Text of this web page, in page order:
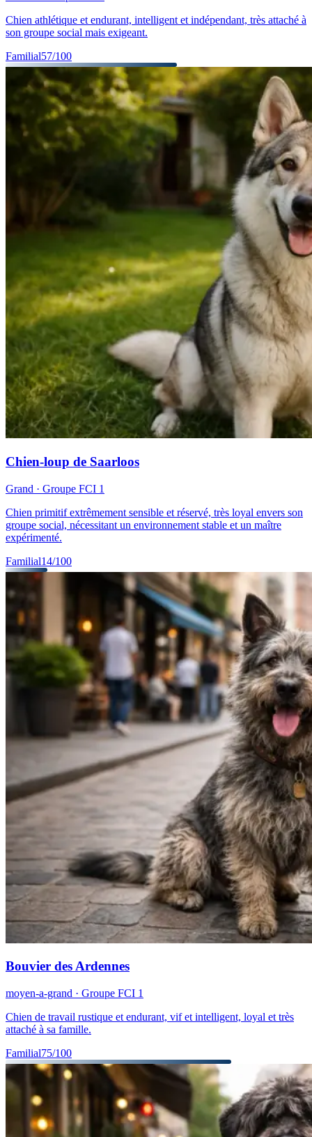
Chien athlétique et endurant, intelligent et indépendant, très attaché à
son groupe social mais exigeant.
Familial57/100
Chien-loup de Saarloos
Grand · Groupe FCI 1
Chien primitif extrêmement sensible et réservé, très loyal envers son
groupe social, nécessitant un environnement stable et un maître
expérimenté.
Familial14/100
Bouvier des Ardennes
moyen-a-grand · Groupe FCI 1
Chien de travail rustique et endurant, vif et intelligent, loyal et très
attaché à sa famille.
Familial75/100